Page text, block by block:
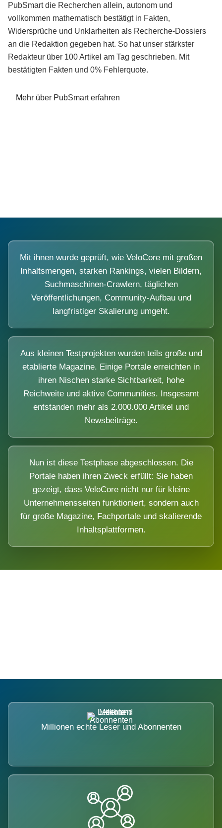
PubSmart die Recherchen allein, autonom und
vollkommen mathematisch bestätigt in Fakten,
Widersprüche und Unklarheiten als Recherche-Dossiers
an die Redaktion gegeben hat. So hat unser stärkster
Redakteur über 100 Artikel am Tag geschrieben. Mit
bestätigten Fakten und 0% Fehlerquote.
Mehr über PubSmart erfahren
Mit ihnen wurde geprüft, wie VeloCore mit großen
Inhaltsmengen, starken Rankings, vielen Bildern,
Suchmaschinen-Crawlern, täglichen
Veröffentlichungen, Community-Aufbau und
langfristiger Skalierung umgeht.
Aus kleinen Testprojekten wurden teils große und
etablierte Magazine. Einige Portale erreichten in
ihren Nischen starke Sichtbarkeit, hohe
Reichweite und aktive Communities. Insgesamt
entstanden mehr als 2.000.000 Artikel und
Newsbeiträge.
Nun ist diese Testphase abgeschlossen. Die
Portale haben ihren Zweck erfüllt: Sie haben
gezeigt, dass VeloCore nicht nur für kleine
Unternehmensseiten funktioniert, sondern auch
für große Magazine, Fachportale und skalierende
Inhaltsplattformen.
Millionen echte Leser und Abonnenten